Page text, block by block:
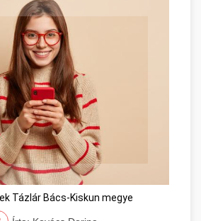
Tázlár Bács-Kiskun megye